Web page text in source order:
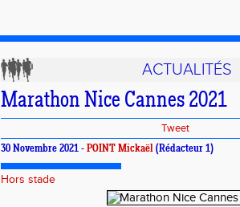
ACTUALITÉS
Marathon Nice Cannes 2021
Tweet
30 Novembre 2021 - POINT Mickaël (Rédacteur 1)
Hors stade